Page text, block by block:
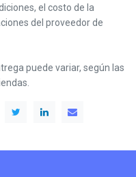
el costo de la
del proveedor de
puede variar, según las